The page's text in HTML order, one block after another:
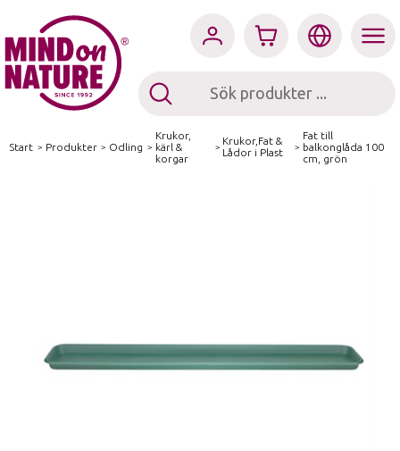
Start / Produkter / Odling /
Krukor,
kärl &
korgar
/ Krukor,Fat &
Lådor i Plast
/
Fat till
balkonglåda 100
cm, grön